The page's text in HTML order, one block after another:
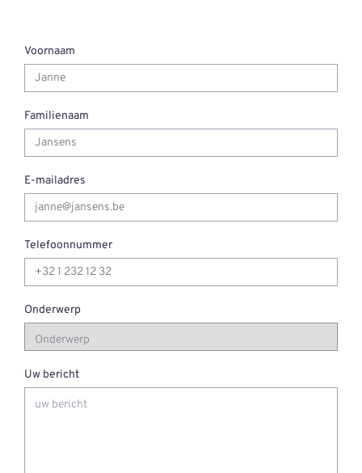
Voornaam
Familienaam
E-mailadres
Telefoonnummer
Onderwerp
Uw bericht